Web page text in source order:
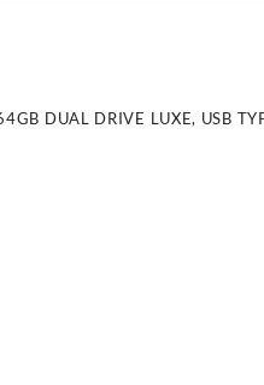
DUAL DRIVE LUXE, USB